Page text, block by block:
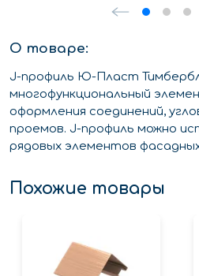
О товаре:
J-профиль Ю-Пласт
многофункциональный
оформления соединений,
проемов. J-профиль можно
рядовых элементов
Похожие товары